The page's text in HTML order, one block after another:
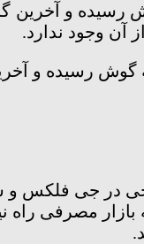
آن وجود ندارد.
رسیده و
در جی فلکس و
مصرفی راه